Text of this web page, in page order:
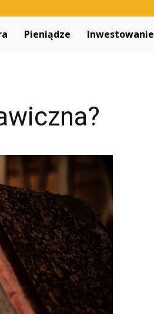
Pieniądze Inwestowanie